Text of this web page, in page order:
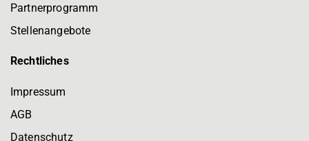
Partnerprogramm
Stellenangebote
Rechtliches
Impressum
AGB
Datenschutz